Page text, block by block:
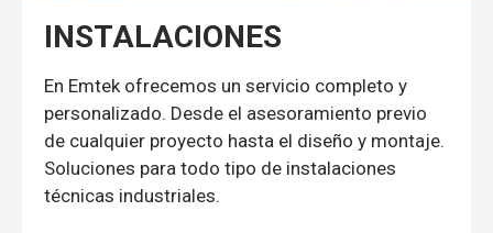
INSTALACIONES
En Emtek ofrecemos un servicio completo y
personalizado. Desde el asesoramiento previo
de cualquier proyecto hasta el diseño y montaje.
Soluciones para todo tipo de instalaciones
técnicas industriales.